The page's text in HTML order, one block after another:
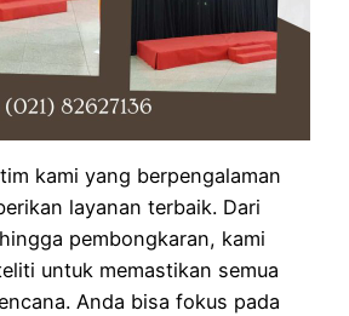
kami yang berpengalaman
layanan terbaik. Dari
pembongkaran, kami
untuk memastikan semua
Anda bisa fokus pada